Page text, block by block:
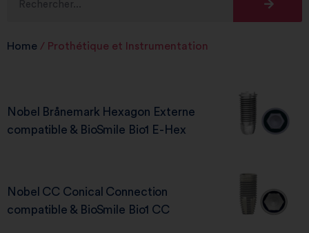
Home / Prothétique et Instrumentation
Nobel Brånemark Hexagon Externe
compatible & BioSmile Bio1 E-Hex
Nobel CC Conical Connection
compatible & BioSmile Bio1 CC